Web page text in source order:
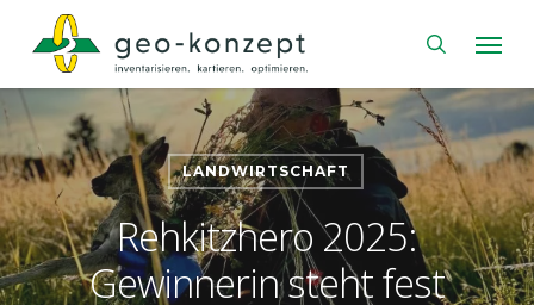
content
search
Menu
LANDWIRTSCHAFT
Rehkitzhero 2025:
Gewinnerin steht fest